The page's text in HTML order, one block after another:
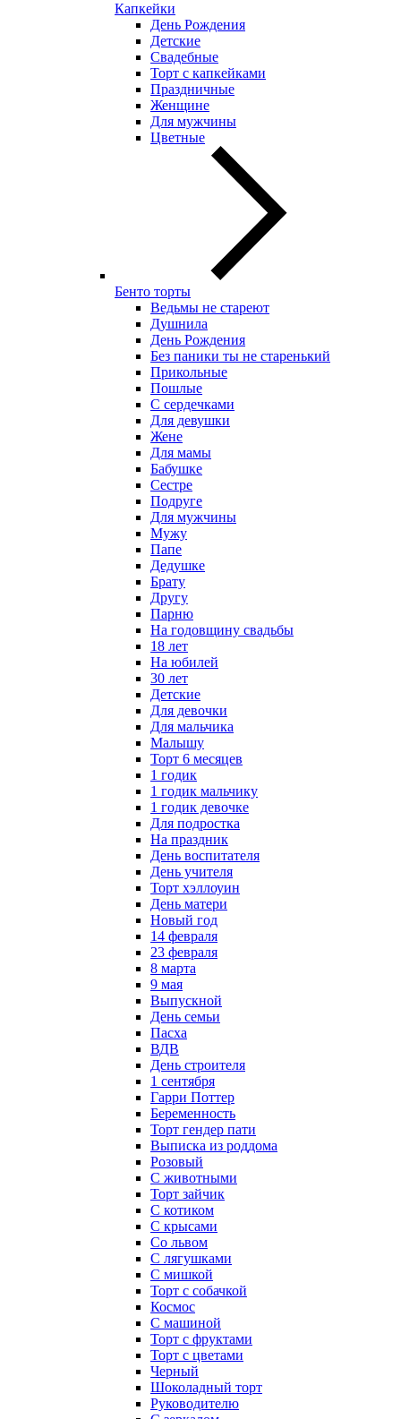
Капкейки
День Рождения
Детские
Свадебные
Торт с капкейками
Праздничные
Женщине
Для мужчины
Цветные
Бенто торты
Ведьмы не стареют
Душнила
День Рождения
Без паники ты не старенький
Прикольные
Пошлые
С сердечками
Для девушки
Жене
Для мамы
Бабушке
Сестре
Подруге
Для мужчины
Мужу
Папе
Дедушке
Брату
Другу
Парню
На годовщину свадьбы
18 лет
На юбилей
30 лет
Детские
Для девочки
Для мальчика
Малышу
Торт 6 месяцев
1 годик
1 годик мальчику
1 годик девочке
Для подростка
На праздник
День воспитателя
День учителя
Торт хэллоуин
День матери
Новый год
14 февраля
23 февраля
8 марта
9 мая
Выпускной
День семьи
Пасха
ВДВ
День строителя
1 сентября
Гарри Поттер
Беременность
Торт гендер пати
Выписка из роддома
Розовый
С животными
Торт зайчик
С котиком
С крысами
Со львом
С лягушками
С мишкой
Торт с собачкой
Космос
С машиной
Торт с фруктами
Торт с цветами
Черный
Шоколадный торт
Руководителю